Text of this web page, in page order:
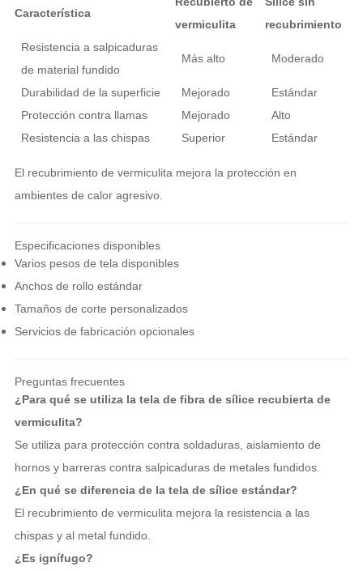
Característica
vermiculita
recubrimiento
Resistencia a salpicaduras
de material fundido
Más alto Moderado
Durabilidad de la superficie Mejorado
Estándar
Protección contra llamas
Mejorado
Alto
Resistencia a las chispas
Superior Estándar
El recubrimiento de vermiculita mejora la protección en
ambientes de calor agresivo.
Especificaciones disponibles
Varios pesos de tela disponibles
Anchos de rollo estándar
Tamaños de corte personalizados
Servicios de fabricación opcionales
Preguntas frecuentes
¿Para qué se utiliza la tela de fibra de sílice recubierta de
vermiculita?
Se utiliza para protección contra soldaduras, aislamiento de
hornos y barreras contra salpicaduras de metales fundidos.
¿En qué se diferencia de la tela de sílice estándar?
El recubrimiento de vermiculita mejora la resistencia a las
chispas y al metal fundido.
¿Es ignífugo?